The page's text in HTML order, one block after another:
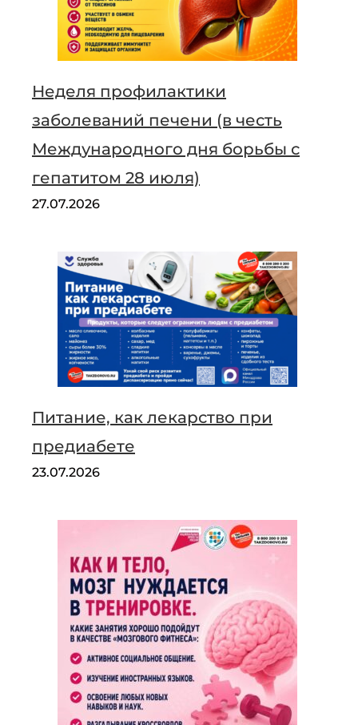
Неделя профилактики
заболеваний печени (в честь
Международного дня борьбы с
гепатитом 28 июля)
27.07.2026
Питание, как лекарство при
предиабете
23.07.2026